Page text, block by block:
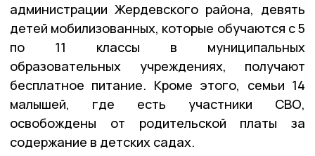
администрации Жердевского района, девять
детей мобилизованных, которые обучаются с 5
по 11 классы в муниципальных
образовательных учреждениях, получают
бесплатное питание. Кроме этого, семьи 14
малышей, где есть участники СВО,
освобождены от родительской платы за
содержание в детских садах.